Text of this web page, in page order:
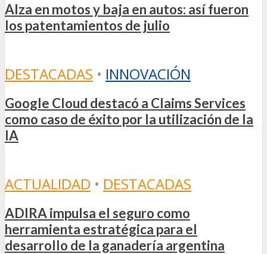
Alza en motos y baja en autos: así fueron
los patentamientos de julio
DESTACADAS • INNOVACIÓN
Google Cloud destacó a Claims Services
como caso de éxito por la utilización de la
IA
ACTUALIDAD • DESTACADAS
ADIRA impulsa el seguro como
herramienta estratégica para el
desarrollo de la ganadería argentina